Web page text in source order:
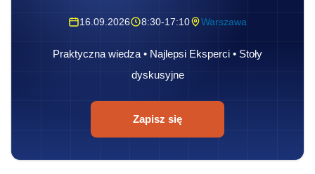
16.09.2026 8:30-17:10 Warszawa
Praktyczna wiedza • Najlepsi Eksperci • Stoły
dyskusyjne
Zapisz się